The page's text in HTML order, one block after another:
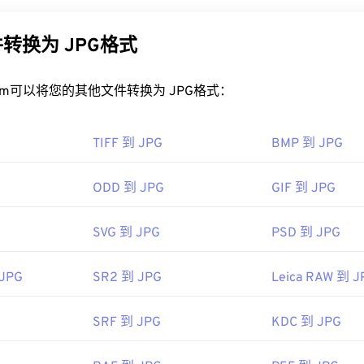
Photoshop 。
转换为更常见的文件格式。但是，在大多数情况下，它只是转
压缩工具将文件大小减少高达 80%！
、图像编辑器或网页浏览器中打开它。要选择特定的应用程序
等主流网页浏览器、Microsoft Photos 等 Microsoft应用
换为 JPG格式
可以将您的其他文件转换为 JPG格式：
TIFF 到 JPG BMP 到 JPG
ODD 到 JPG GIF 到 JPG
SVG 到 JPG PSD 到 JPG
SR2 到 JPG Leica RAW 到
SRF 到 JPG KDC 到 JPG